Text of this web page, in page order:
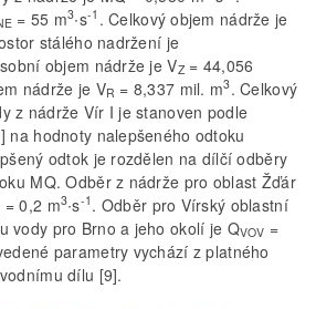
= 55 m3∙s-1 . Celkový objem nádrže je
stálého nadržení je
objem nádrže je VZ= 44,056
nádrže je VR = 8,337 mil. m3. Celkový
z nádrže Vír I je stanoven podle
na hodnoty nalepšeného odtoku
odtok je rozdělen na dílčí odběry
MQ. Odběr z nádrže pro oblast Žďár
= 0,2 m3∙s-1 . Odběr pro Vírský oblastní
vody pro Brno a jeho okolí je QVOV =
parametry vychází z platného
dílu [9].